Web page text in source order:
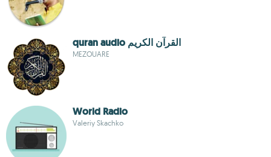
quran audio القرآن الكريم
MEZOUARE
World Radio
Valeriy Skachko